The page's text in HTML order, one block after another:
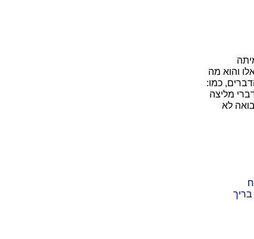
והוא מה
כמו:
מליצה
לא